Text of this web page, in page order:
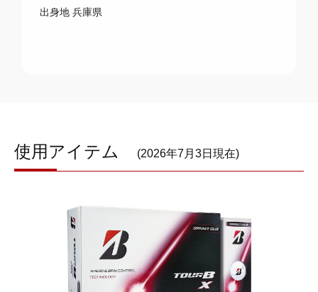
出身地兵庫県
使用アイテム (2026年7月3日現在)